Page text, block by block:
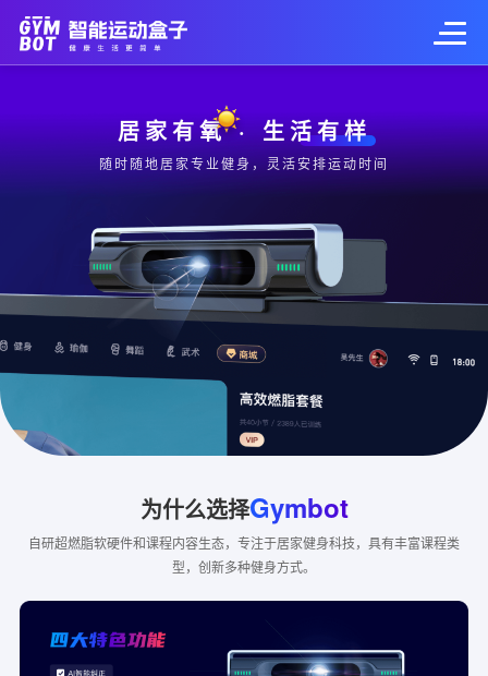
居家有氧 · 生活有样
随时随地居家专业健身，灵活安排运动时间
为什么选择Gymbot
自研超燃脂软硬件和课程内容生态，专注于居家健身科技，具有丰富课程类
型，创新多种健身方式。